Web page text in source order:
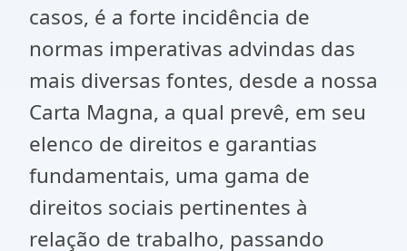
casos, é a forte incidência de
normas imperativas advindas das
mais diversas fontes, desde a nossa
Carta Magna, a qual prevê, em seu
elenco de direitos e garantias
fundamentais, uma gama de
direitos sociais pertinentes à
relação de trabalho, passando